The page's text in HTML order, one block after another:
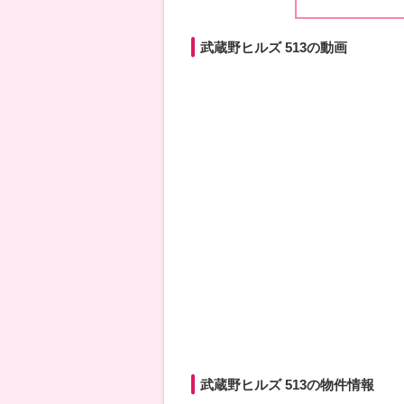
武蔵野ヒルズ 513の動画
武蔵野ヒルズ 513の物件情報